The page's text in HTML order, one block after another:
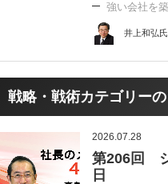
強い会社を
井上和弘
戦略・戦術カテゴリー
2026.07.28
第206回
日